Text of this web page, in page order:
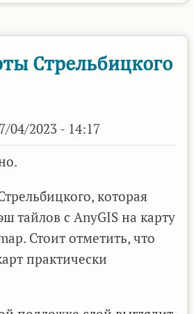
Стрельбицкого
04/2023 - 14:17
которая
тайлов с AnyGIS на карту
Стоит отметить, что
практически